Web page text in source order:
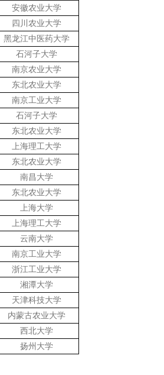
安徽农业大学
四川农业大学
黑龙江中医药大学
石河子大学
南京农业大学
东北农业大学
南京工业大学
石河子大学
东北农业大学
上海理工大学
东北农业大学
南昌大学
东北农业大学
上海大学
上海理工大学
云南大学
南京工业大学
浙江工业大学
湘潭大学
天津科技大学
内蒙古农业大学
西北大学
扬州大学